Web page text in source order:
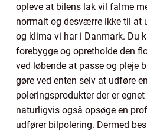
opleve at bilens lak vil falme
normalt og desværre ikke til at
og klima vi har i Danmark. Du
forebygge og opretholde den
ved løbende at passe og pleje
gøre ved enten selv at udføre
poleringsprodukter der er
naturligvis også opsøge en
udfører bilpolering. Dermed